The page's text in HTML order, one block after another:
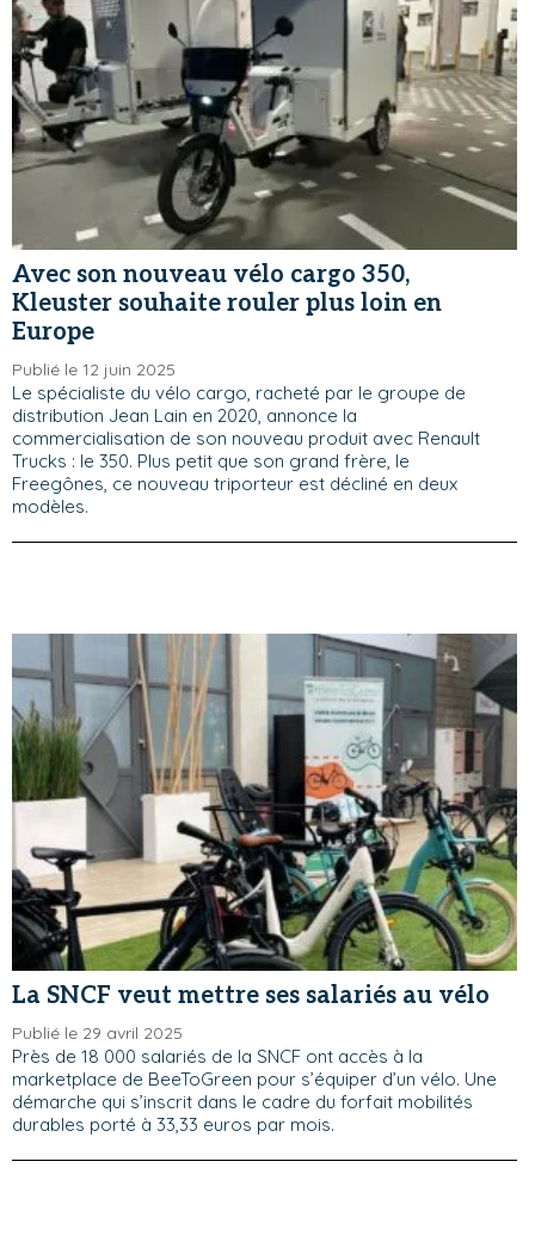
Avec son nouveau vélo cargo 350,
Kleuster souhaite rouler plus loin en
Europe
Publié le 12 juin 2025
Le spécialiste du vélo cargo, racheté par le groupe de
distribution Jean Lain en 2020, annonce la
commercialisation de son nouveau produit avec Renault
Trucks : le 350. Plus petit que son grand frère, le
Freegônes, ce nouveau triporteur est décliné en deux
modèles.
La SNCF veut mettre ses salariés au vélo
Publié le 29 avril 2025
Près de 18 000 salariés de la SNCF ont accès à la
marketplace de BeeToGreen pour s’équiper d’un vélo. Une
démarche qui s’inscrit dans le cadre du forfait mobilités
durables porté à 33,33 euros par mois.